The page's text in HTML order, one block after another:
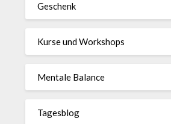
Geschenk
Kurse und Workshops
Mentale Balance
Tagesblog